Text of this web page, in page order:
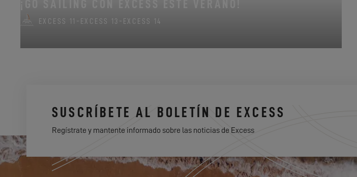
EXCESS 11 - EXCESS 13 - EXCESS 14
SUSCRÍBETE AL BOLETÍN DE EXCESS
Regístrate y mantente informado sobre las noticias de Excess